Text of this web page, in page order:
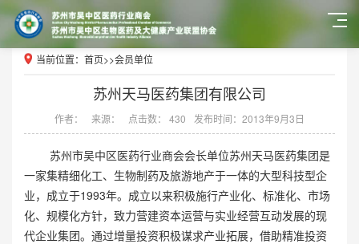
当前位置： 首页>>会员单位
苏州天马医药集团有限公司
作者： 来源： 点击数： 430 发布时间：2013年9月3日
苏州市吴中区医药行业商会会长单位苏州天马医药集团是
一家集精细化工、生物制药及旅游地产于一体的大型科技型企
业，成立于1993年。成立以来积极施行产业化、标准化、市场
化、规模化方针，致力营建资本运营与实业经营互动发展的现
代企业集团。通过增量投资积极谋求产业拓展，借助精准投资